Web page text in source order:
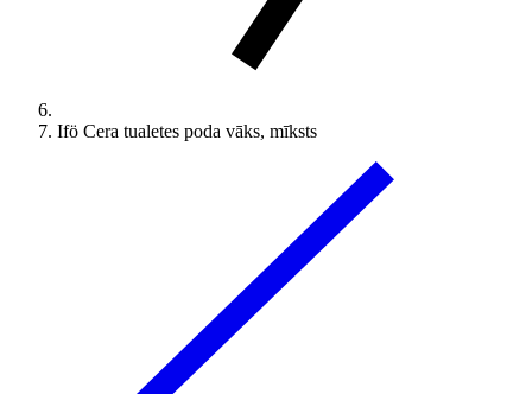
Ifö Cera tualetes poda vāks, mīksts